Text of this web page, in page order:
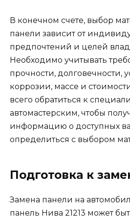
В конечном счете, выбор
панели зависит от
предпочтений и целей
Необходимо учитывать
прочности, долговечности,
коррозии, массе и
всего обратиться к
автомастерским, чтобы
информацию о доступных
определиться с выбором
Подготовка к
Замена панели на
панель Нива 21213 может